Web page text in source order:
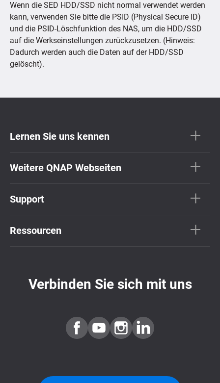
Wenn die SED HDD/SSD nicht normal verwendet werden
kann, verwenden Sie bitte die PSID (Physical Secure ID)
und die PSID-Löschfunktion des NAS, um die HDD/SSD
auf die Werkseinstellungen zurückzusetzen. (Hinweis:
Dadurch werden auch die Daten auf der HDD/SSD
gelöscht).
Lernen Sie uns kennen
Weitere QNAP Webseiten
Support
Ressourcen
Verbinden Sie sich mit uns